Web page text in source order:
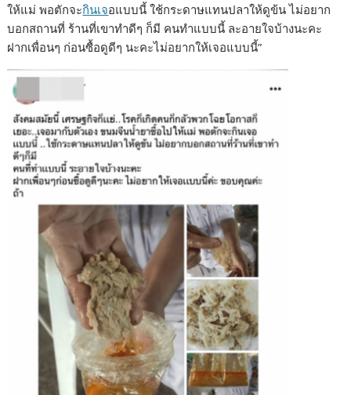
ให้แม่ พอตักจะกินเจอแบบนี้ ใช้กระดาษแทนปลาให้ดูข้น ไม่อยาก
บอกสถานที่ ร้านที่เขาทำดีๆ ก็มี คนทำแบบนี้ ละอายใจบ้างนะคะ
ฝากเพื่อนๆ ก่อนซื้อดูดีๆ นะคะไม่อยากให้เจอแบบนี้”